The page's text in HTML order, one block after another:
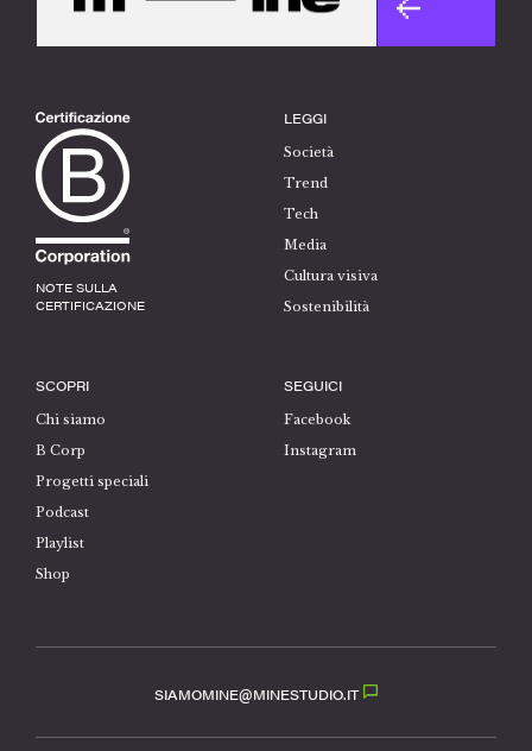
NOTE SULLA
CERTIFICAZIONE
LEGGI
Società
Trend
Tech
Media
Cultura visiva
Sostenibilità
SCOPRI
Chi siamo
B Corp
Progetti speciali
Podcast
Playlist
Shop
SEGUICI
Facebook
Instagram
SIAMOMINE@MINESTUDIO.IT